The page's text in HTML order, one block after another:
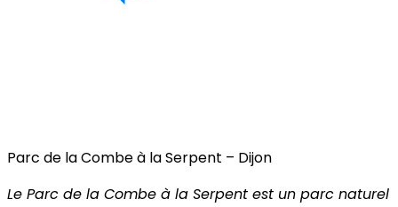
Parc de la Combe à la Serpent – Dijon
Le Parc de la Combe à la Serpent est un parc naturel